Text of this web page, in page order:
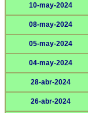
10-may-2024
08-may-2024
05-may-2024
04-may-2024
28-abr-2024
26-abr-2024